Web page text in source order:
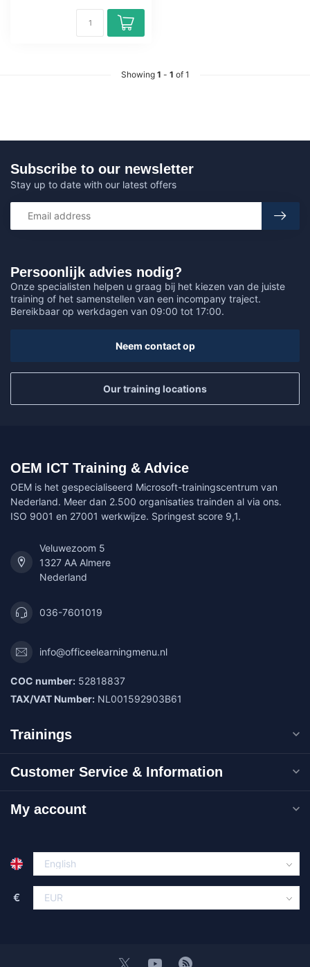
Showing 1 - 1 of 1
Persoonlijk advies nodig?
Onze specialisten helpen u graag bij het kiezen van de juiste
training of het samenstellen van een incompany traject.
Bereikbaar op werkdagen van 09:00 tot 17:00.
Neem contact op
Our training locations
Subscribe to our newsletter
Stay up to date with our latest offers
OEM ICT Training & Advice
OEM is het gespecialiseerd Microsoft-trainingscentrum van
Nederland. Meer dan 2.500 organisaties trainden al via ons.
ISO 9001 en 27001 werkwijze. Springest score 9,1.
Veluwezoom 5
1327 AA Almere
Nederland
036-7601019
info@officeelearningmenu.nl
COC number: 52818837
TAX/VAT Number: NL001592903B61
Trainings
Customer Service & Information
My account
€